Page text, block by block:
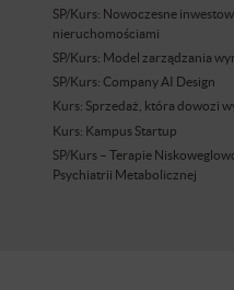
SP/Kurs: Nowoczesne
nieruchomościami
SP/Kurs: Model zarządzania
SP/Kurs: Company AI Design
Kurs: Sprzedaż, która dowozi
Kurs: Kampus Startup
SP/Kurs – Terapie
Psychiatrii Metabolicznej